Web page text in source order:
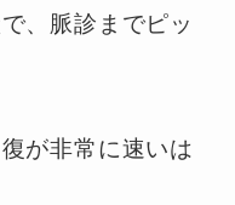
、脈診までピッ
が非常に速いは